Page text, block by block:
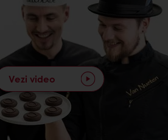
Vezi video